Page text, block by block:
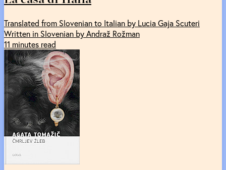
Translated from Slovenian to Italian by Lucia Gaja Scuteri
Written in Slovenian by Andraž Rožman
11 minutes read